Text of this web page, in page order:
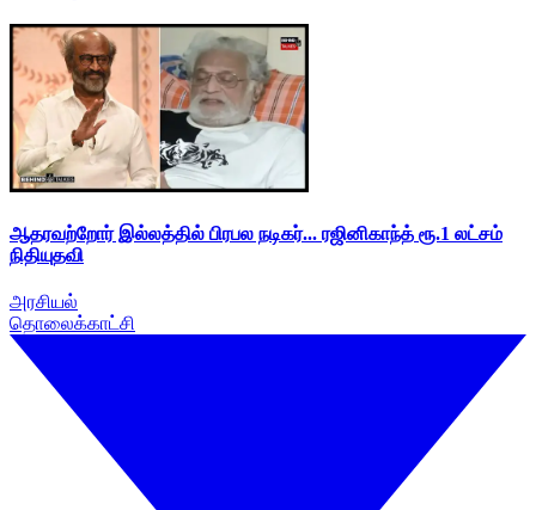
ஆதரவற்றோர் இல்லத்தில் பிரபல நடிகர்... ரஜினிகாந்த் ரூ.1 லட்சம்
நிதியுதவி
அரசியல்
தொலைக்காட்சி